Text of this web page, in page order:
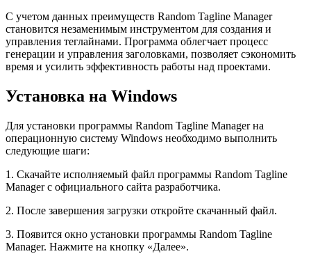
С учетом данных преимуществ Random Tagline Manager
становится незаменимым инструментом для создания и
управления теглайнами. Программа облегчает процесс
генерации и управления заголовками, позволяет сэкономить
время и усилить эффективность работы над проектами.
Установка на Windows
Для установки программы Random Tagline Manager на
операционную систему Windows необходимо выполнить
следующие шаги:
1. Скачайте исполняемый файл программы Random Tagline
Manager с официального сайта разработчика.
2. После завершения загрузки откройте скачанный файл.
3. Появится окно установки программы Random Tagline
Manager. Нажмите на кнопку «Далее».